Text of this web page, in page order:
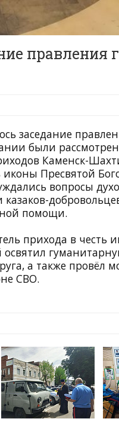
правления
заседание
были
Каменск-
иконы Пресвятой
вопросы
помощи.
прихода в честь
освятил
а также провёл
СВО.